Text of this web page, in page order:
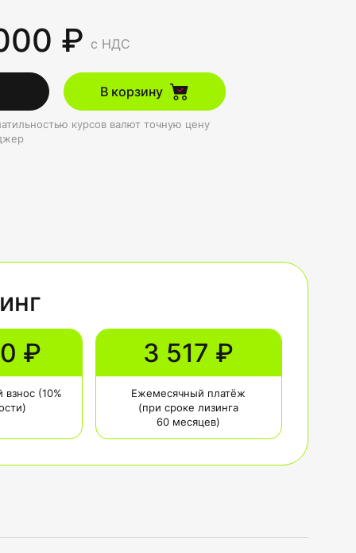
₽ с НДС
В корзину
курсов валют точную цену
₽
взнос (10%
3 517 ₽
Ежемесячный платёж
(при сроке лизинга
60 месяцев)